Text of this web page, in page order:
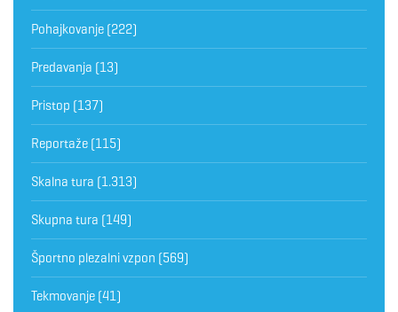
Pohajkovanje (222)
Predavanja (13)
Pristop (137)
Reportaže (115)
Skalna tura (1.313)
Skupna tura (149)
Športno plezalni vzpon (569)
Tekmovanje (41)